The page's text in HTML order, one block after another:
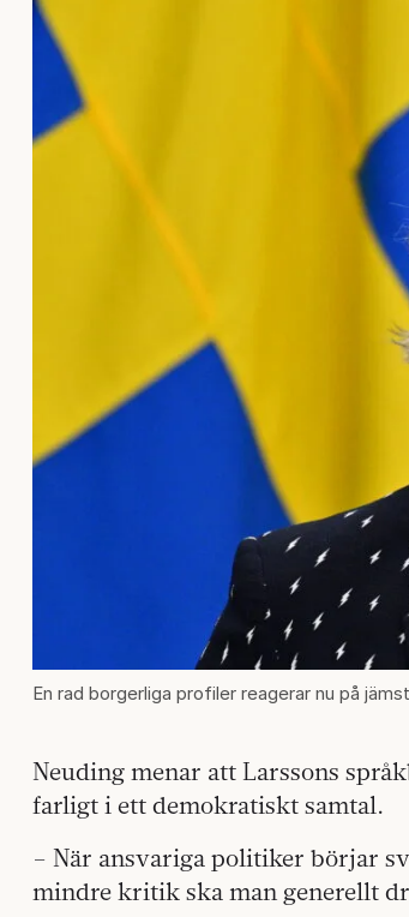
En rad borgerliga profiler reagerar nu på
Neuding menar att Larssons
farligt i ett demokratiskt samtal.
– När ansvariga politiker börjar
mindre kritik ska man generellt